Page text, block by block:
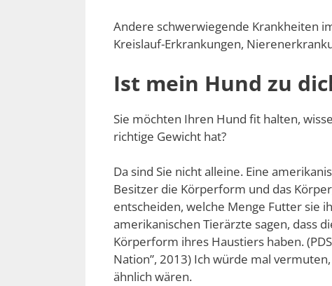
Andere schwerwiegende Krankheiten
Kreislauf-Erkrankungen,
Ist mein Hund zu
Sie möchten Ihren Hund fit halten,
richtige Gewicht hat?
Da sind Sie nicht alleine. Eine
Besitzer die Körperform und das
entscheiden, welche Menge Futter sie
amerikanischen Tierärzte sagen, dass
Körperform ihres Haustiers haben.
Nation”, 2013) Ich würde mal
ähnlich wären.